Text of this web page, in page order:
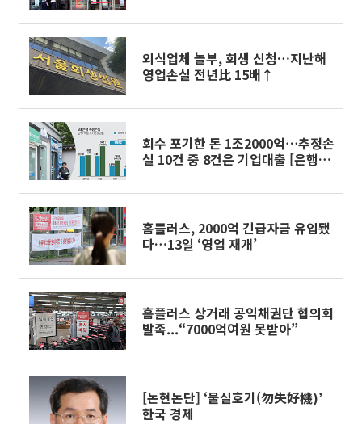
외식업체 놀부, 회생 신청…지난해
영업손실 전년比 15배↑
회수 포기한 돈 1조2000억⋯추정손
실 10건 중 8건은 기업대출 [은행권
홈플러스, 2000억 긴급자금 유입됐
다…13일 ‘영업 재개’
홈플러스 상거래 공익채권단 협의회
발족...“7000억여원 못받아”
[논현논단] ‘물실호기(勿失好機)’
한국 경제